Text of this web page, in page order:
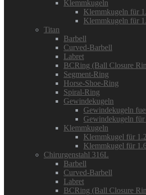
Klemmkugeln
Klemmkugeln für
Klemmkugeln für
Titan
Barbell
Curved-Barbell
Labret
BCRing (Ball Closure
Segment-Ring
Horse-Shoe-Ring
Spiral-Ring
Gewindekugeln
Gewindekugeln
Gewindekugeln
Klemmkugeln
Klemmkugel für
Klemmkugel für
Chirurgenstahl 316L
Barbell
Curved-Barbell
Labret
BCRing (Ball Closure